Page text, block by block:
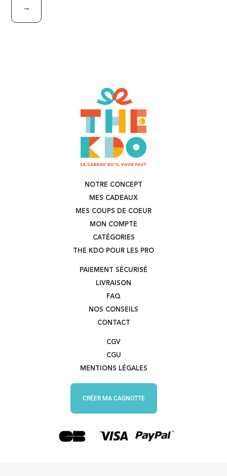
→
NOTRE CONCEPT
MES CADEAUX
MES COUPS DE COEUR
MON COMPTE
CATÉGORIES
THE KDO POUR LES PRO
PAIEMENT SÉCURISÉ
LIVRAISON
FAQ
NOS CONSEILS
CONTACT
CGV
CGU
MENTIONS LÉGALES
CRÉER MA CAGNOTTE